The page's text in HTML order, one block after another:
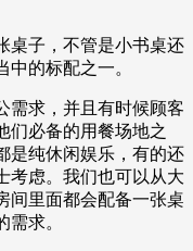
桌子，不管是小书桌还
的标配之一。
需求，并且有时候顾客
们必备的用餐场地之
是纯休闲娱乐，有的还
考虑。我们也可以从大
间里面都会配备一张桌
求。